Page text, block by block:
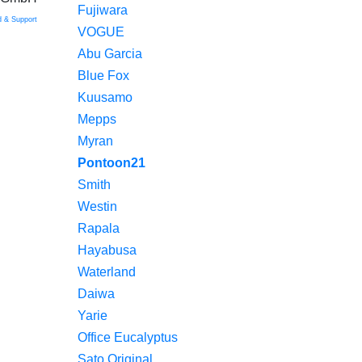
& Support
Fujiwara
VOGUE
Abu Garcia
Blue Fox
Kuusamo
Mepps
Myran
Pontoon21
Smith
Westin
Rapala
Hayabusa
Waterland
Daiwa
Yarie
Office Eucalyptus
Sato Original